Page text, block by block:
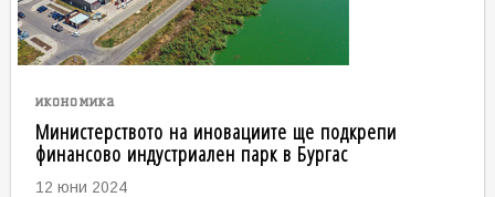
икономика
Министерството на иновациите ще подкрепи
финансово индустриален парк в Бургас
12 юни 2024